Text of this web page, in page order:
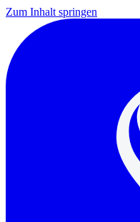
Zum Inhalt springen